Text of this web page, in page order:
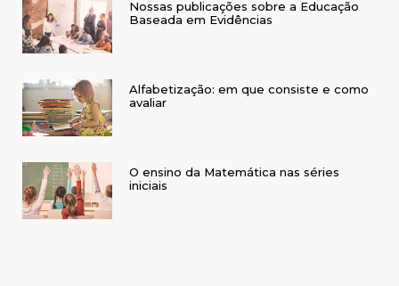
Nossas publicações sobre a Educação
Baseada em Evidências
Alfabetização: em que consiste e como
avaliar
O ensino da Matemática nas séries
iniciais